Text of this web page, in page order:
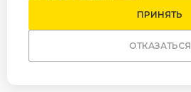
ПРИНЯТЬ
ОТКАЗАТЬСЯ